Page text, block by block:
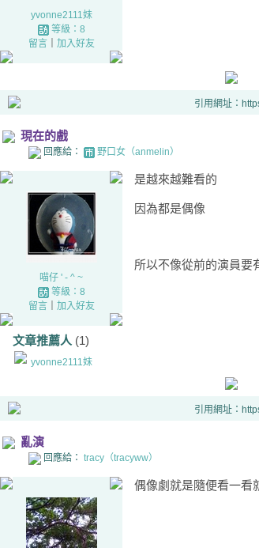
yvonne2111妹
等級：8
留言｜ 加入好友
引用網址：
現在的戲
回應給： 野口女（anmelin）
喵仔 ' - ^ ~
等級：8
留言｜ 加入好友
文章推薦人 (1)
yvonne2111妹
是越來越難看的
因為都是偶像
所以不像從前的演員要
引用網址：
亂演
回應給： tracy（tracyww）
偶像劇就是隨便看一看